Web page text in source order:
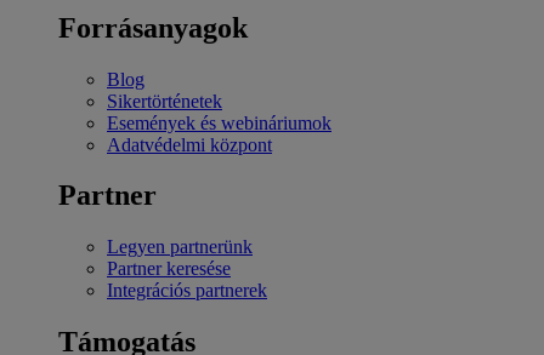
Forrásanyagok
Blog
Sikertörténetek
Események és webináriumok
Adatvédelmi központ
Partner
Legyen partnerünk
Partner keresése
Integrációs partnerek
Támogatás